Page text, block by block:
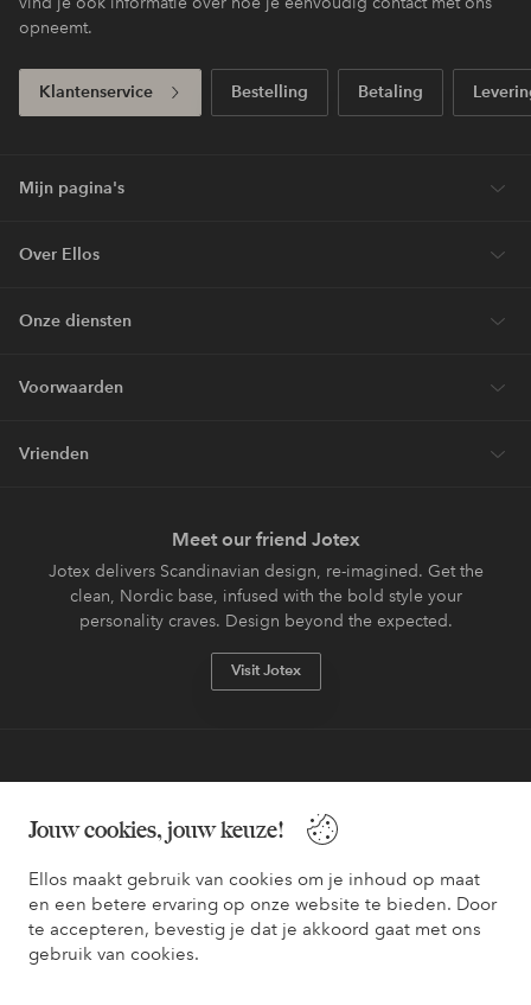
Jouw cookies, jouw keuze!
Ellos maakt gebruik van cookies om je inhoud op maat
en een betere ervaring op onze website te bieden. Door
te accepteren, bevestig je dat je akkoord gaat met ons
gebruik van cookies.
opneemt.
Klantenservice Bestelling Betaling
Mijn pagina's
Over Ellos
Onze diensten
Voorwaarden
Vrienden
Meet our friend Jotex
Jotex delivers Scandinavian design, re-imagined. Get the
clean, Nordic base, infused with the bold style your
personality craves. Design beyond the expected.
Visit Jotex
Wil je meer weten over
onze betaalopties